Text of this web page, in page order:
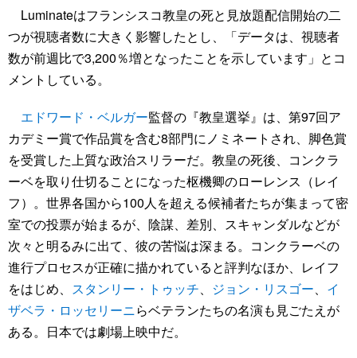
Luminateはフランシスコ教皇の死と見放題配信開始の二
つが視聴者数に大きく影響したとし、「データは、視聴者
数が前週比で3,200％増となったことを示しています」とコ
メントしている。
エドワード・ベルガー監督の『教皇選挙』は、第97回ア
カデミー賞で作品賞を含む8部門にノミネートされ、脚色賞
を受賞した上質な政治スリラーだ。教皇の死後、コンクラ
ーベを取り仕切ることになった枢機卿のローレンス（レイ
フ）。世界各国から100人を超える候補者たちが集まって密
室での投票が始まるが、陰謀、差別、スキャンダルなどが
次々と明るみに出て、彼の苦悩は深まる。コンクラーベの
進行プロセスが正確に描かれていると評判なほか、レイフ
をはじめ、 スタンリー・トゥッチ ジョン・リスゴー
イ
ザベラ・ロッセリーニらベテランたちの名演も見ごたえが
ある。日本では劇場上映中だ。